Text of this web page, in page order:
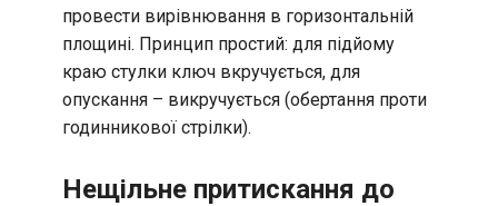
провести вирівнювання в горизонтальній
площині. Принцип простий: для підйому
краю стулки ключ вкручується, для
опускання – викручується (обертання проти
годинникової стрілки).
Нещільне притискання до